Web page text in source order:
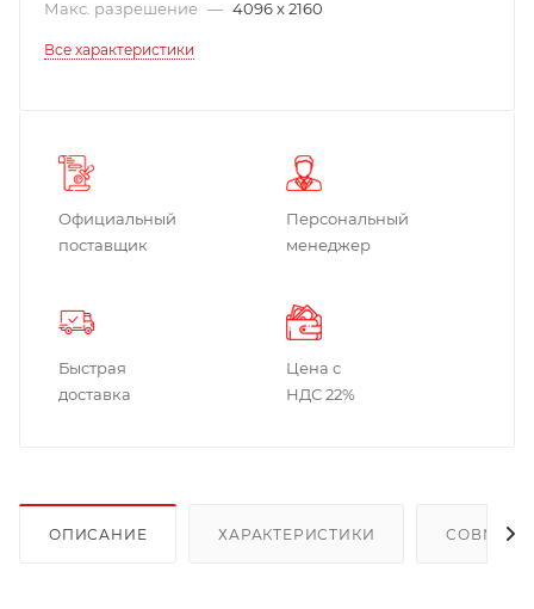
Макс. разрешение — 4096 x 2160
Все характеристики
Официальный
поставщик
Персональный
менеджер
Быстрая
доставка
Цена с
НДС 22%
ОПИСАНИЕ ХАРАКТЕРИСТИКИ